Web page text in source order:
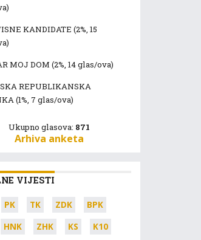
KANDIDATE (2%, 15
MOJ DOM (2%, 14 glas/ova)
REPUBLIKANSKA
(1%, 7 glas/ova)
Ukupno glasova: 871
Arhiva anketa
VIJESTI
PK TK ZDK
BPK
HNK ZHK KS
K10